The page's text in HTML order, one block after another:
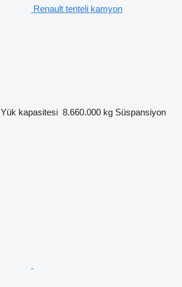
Renault tenteli kamyon
Yük kapasitesi 8.660.000 kg Süspansiyon